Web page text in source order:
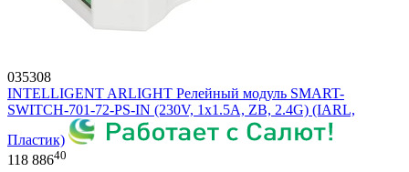
035308
INTELLIGENT ARLIGHT Релейный модуль SMART-
SWITCH-701-72-PS-IN (230V, 1x1.5A, ZB, 2.4G) (IARL,
Пластик)
118 88640